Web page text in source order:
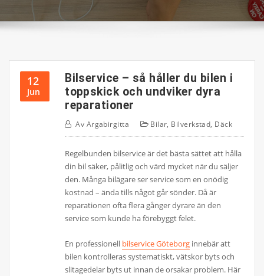
12
Jun
Bilservice – så håller du bilen i
toppskick och undviker dyra
reparationer
Av Argabirgitta Bilar, Bilverkstad, Däck
Regelbunden bilservice är det bästa sättet att hålla
din bil säker, pålitlig och värd mycket när du säljer
den. Många bilägare ser service som en onödig
kostnad – ända tills något går sönder. Då är
reparationen ofta flera gånger dyrare än den
service som kunde ha förebyggt felet.
En professionell bilservice Göteborg innebär att
bilen kontrolleras systematiskt, vätskor byts och
slitagedelar byts ut innan de orsakar problem. Här